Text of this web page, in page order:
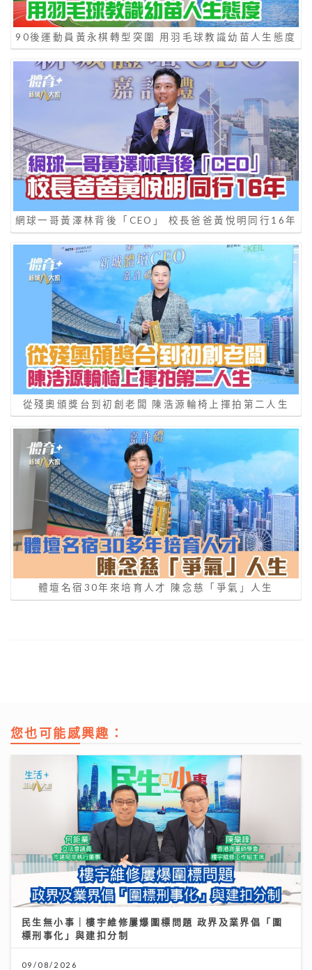
90後運動員黃永棋轉型突圍 用羽毛球教識幼苗人生態度
網球一哥黃澤林背後「CEO」 校長爸爸黃悅明同行16年
從殘奧頒獎台到初創老闆 陳浩源輪椅上揮拍第二人生
體壇名宿30年來培育人才 陳念慈「爭氣」人生
您也可能感興趣：
民生無小事｜樓宇維修屢爆圍標問題 政界及業界倡「圍
標刑事化」與建扣分制
09/08/2026